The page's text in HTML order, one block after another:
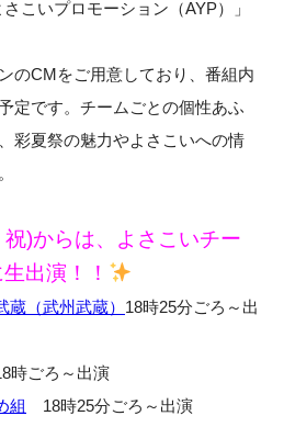
こいプロモーション（AYP）」
のCMをご用意しており、番組内
定です。チームごとの個性あふ
彩夏祭の魅力やよさこいへの情
)からは、よさこいチー
出演！！
蔵（武州武蔵） 18時25分ごろ～出
時ごろ～出演
組 18時25分ごろ～出演